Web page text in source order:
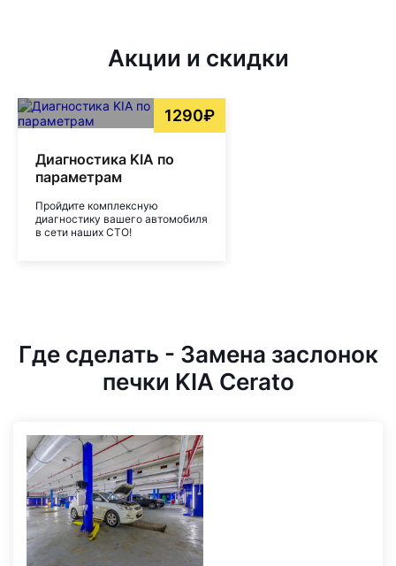
Акции и скидки
1290₽
Диагностика KIA по
параметрам
Пройдите комплексную
диагностику вашего автомобиля
в сети наших СТО!
Где сделать - Замена заслонок
печки KIA Cerato